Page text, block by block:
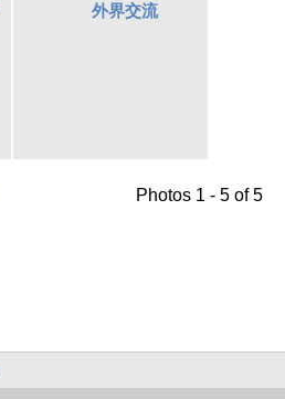
外界交流
Photos 1 - 5 of 5